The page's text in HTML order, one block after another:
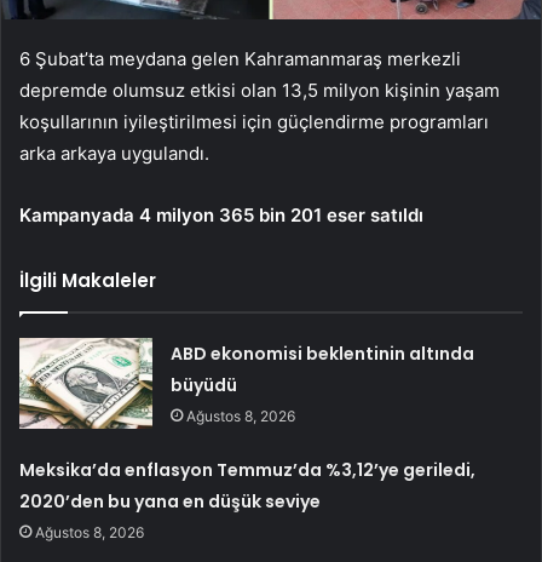
6 Şubat’ta meydana gelen Kahramanmaraş merkezli
depremde olumsuz etkisi olan 13,5 milyon kişinin yaşam
koşullarının iyileştirilmesi için güçlendirme programları
arka arkaya uygulandı.
Kampanyada 4 milyon 365 bin 201 eser satıldı
İlgili Makaleler
ABD ekonomisi beklentinin altında
büyüdü
Ağustos 8, 2026
Meksika’da enflasyon Temmuz’da %3,12’ye geriledi,
2020’den bu yana en düşük seviye
Ağustos 8, 2026